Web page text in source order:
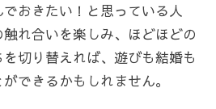
おきたい！と思っている人
れ合いを楽しみ、ほどほどの
切り替えれば、遊びも結婚も
できるかもしれません。